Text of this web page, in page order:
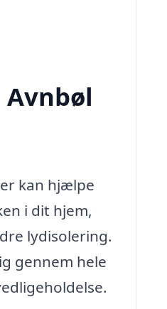
kan hjælpe
i dit hjem,
lydisolering.
gennem hele